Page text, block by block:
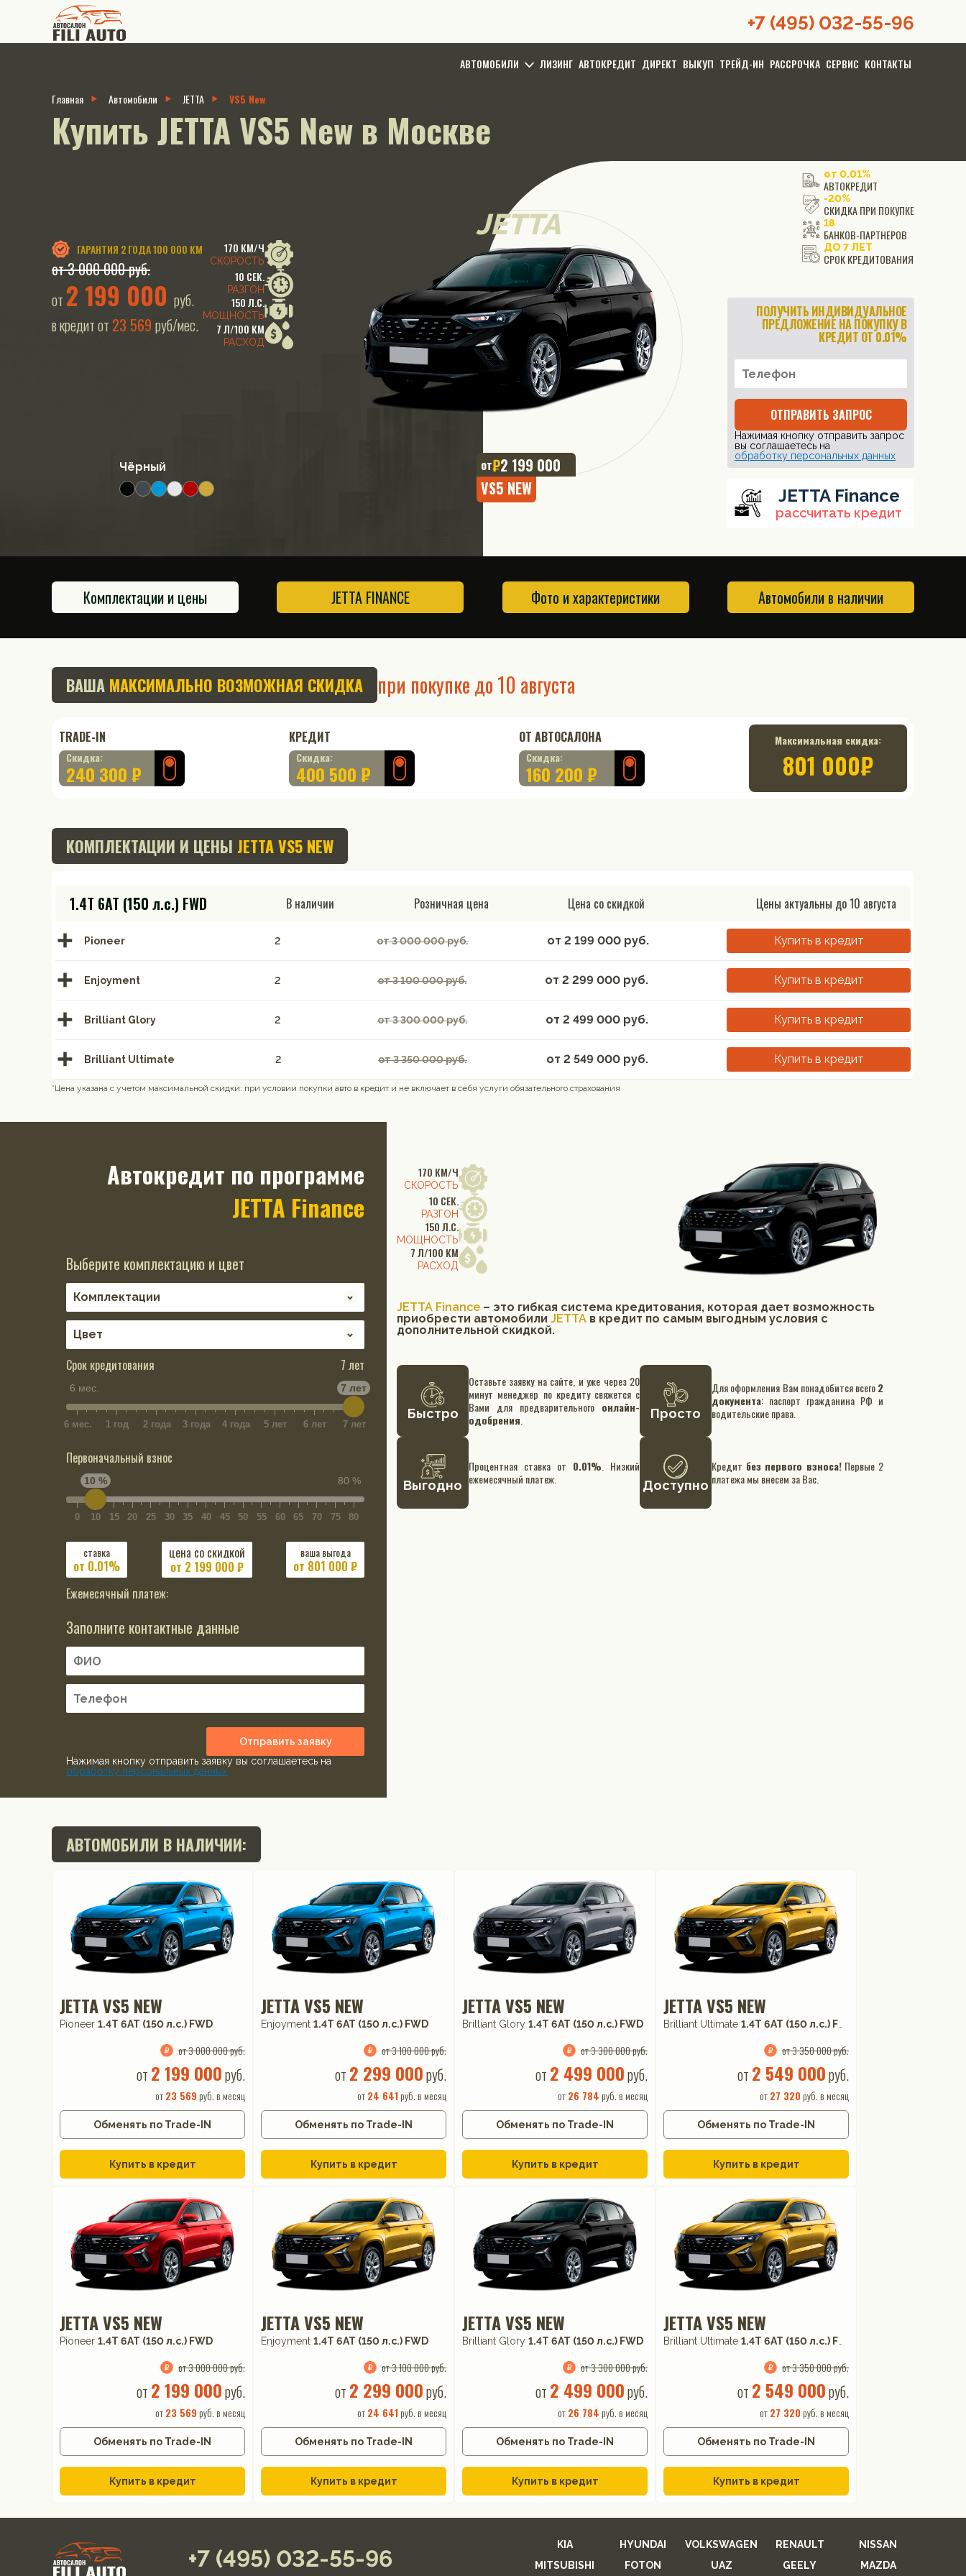
+7 (495) 032-55-96
АВТОМОБИЛИ ЛИЗИНГ АВТОКРЕДИТ ДИРЕКТ ВЫКУП ТРЕЙД-ИН РАССРОЧКА СЕРВИС КОНТАКТЫ
Главная Автомобили JETTA VS5 New
Купить JETTA VS5 New в Москве
ГАРАНТИЯ 2 ГОДА 100 000 КМ
от 3 000 000 руб.
от 2 199 000 руб.
в кредит от 23 569 руб/мес.
170 КМ/Ч
СКОРОСТЬ
10 СЕК.
РАЗГОН
150 Л.С.
МОЩНОСТЬ
7 Л/100 КМ
РАСХОД
Чёрный
JETTA
от₽2 199 000
VS5 NEW
от 0.01%
АВТОКРЕДИТ
-20%
СКИДКА ПРИ ПОКУПКЕ
18
БАНКОВ-ПАРТНЕРОВ
ДО 7 ЛЕТ
СРОК КРЕДИТОВАНИЯ
ПОЛУЧИТЬ ИНДИВИДУАЛЬНОЕ
ПРЕДЛОЖЕНИЕ НА ПОКУПКУ В
КРЕДИТ ОТ 0.01%
ОТПРАВИТЬ ЗАПРОС
Нажимая кнопку отправить запрос
вы соглашаетесь на
обработку персональных данных
JETTA Finance
рассчитать кредит
Комплектации и цены JETTA FINANCE Фото и характеристики Автомобили в наличии
ВАША МАКСИМАЛЬНО ВОЗМОЖНАЯ СКИДКА при покупке до10 августа
TRADE-IN
Скидка:
240 300 ₽
КРЕДИТ
Скидка:
400 500 ₽
ОТ АВТОСАЛОНА
Скидка:
160 200 ₽
Максимальная скидка:
801 000₽
КОМПЛЕКТАЦИИ И ЦЕНЫ JETTA VS5 NEW
1.4T 6AT (150 л.с.) FWD В наличии Розничная цена Цена со скидкой Цены актуальны до10 августа
Pioneer 2 от 3 000 000 руб. от 2 199 000 руб. Купить в кредит
Enjoyment 2 от 3 100 000 руб. от2 299 000 руб. Купить в кредит
Brilliant Glory 2 от 3 300 000 руб. от2 499 000 руб. Купить в кредит
Brilliant Ultimate 2 от 3 350 000 руб. от 2 549 000 руб. Купить в кредит
*Цена указана с учетом максимальной скидки: при условии покупки авто в кредит и не включает в себя услуги обязательного страхования
Автокредит по программе
JETTA Finance
Выберите комплектацию и цвет
Срок кредитования 7 лет
6 мес. 7 лет
6 мес. 1 год 2 года 3 года 4 года 5 лет 6 лет 7 лет
Первоначальный взнос
80 %
10 %
0 10 15 20 25 30 35 40 45 50 55 60 65 70 75 80
ставка
от 0.01%
цена со скидкой
от 2 199 000 ₽
ваша выгода
от 801 000 ₽
Ежемесячный платеж:
Заполните контактные данные
Отправить заявку
Нажимая кнопку отправить заявку вы соглашаетесь на
обработку персональных данных
170 КМ/Ч
СКОРОСТЬ
10 СЕК.
РАЗГОН
150 Л.С.
МОЩНОСТЬ
7 Л/100 КМ
РАСХОД
JETTA Finance – это гибкая система кредитования, которая дает возможность
приобрести автомобили JETTA в кредит по самым выгодным условия с
дополнительной скидкой.
Быстро
Оставьте заявку на сайте, и уже через 20
минут менеджер по кредиту свяжется с
Вами для предварительного онлайн-
одобрения
Просто
Для оформления Вам понадобится всего2
документа: паспорт гражданина РФ и
водительские права.
Выгодно
Процентная ставка от 0.01% . Низкий
ежемесячный платеж.
Доступно
Кредит без первого взноса!Первые 2
платежа мы внесем за Вас.
АВТОМОБИЛИ В НАЛИЧИИ:
JETTA VS5 NEW
Pioneer 1.4T 6AT (150 л.с.) FWD
от 3 000 000 руб.
от 2 199 000руб.
от23 569 руб. в месяц
Обменять по Trade-IN
Купить в кредит
JETTA VS5 NEW
Enjoyment 1.4T 6AT (150 л.с.) FWD
от 3 100 000 руб.
от 2 299 000руб.
от24 641 руб. в месяц
Обменять по Trade-IN
Купить в кредит
JETTA VS5 NEW
Brilliant Glory 1.4T 6AT (150 л.с.) FWD
от 3 300 000 руб.
от 2 499 000руб.
от26 784 руб. в месяц
Обменять по Trade-IN
Купить в кредит
JETTA VS5 NEW
Brilliant Ultimate 1.4T 6AT (150 л.с.) FWD
от 3 350 000 руб.
от 2 549 000руб.
от27 320 руб. в месяц
Обменять по Trade-IN
Купить в кредит
JETTA VS5 NEW
Pioneer 1.4T 6AT (150 л.с.) FWD
от 3 000 000 руб.
от 2 199 000руб.
от23 569 руб. в месяц
Обменять по Trade-IN
Купить в кредит
JETTA VS5 NEW
Enjoyment 1.4T 6AT (150 л.с.) FWD
от 3 100 000 руб.
от 2 299 000руб.
от24 641 руб. в месяц
Обменять по Trade-IN
Купить в кредит
JETTA VS5 NEW
Brilliant Glory 1.4T 6AT (150 л.с.) FWD
от 3 300 000 руб.
от 2 499 000руб.
от26 784 руб. в месяц
Обменять по Trade-IN
Купить в кредит
JETTA VS5 NEW
Brilliant Ultimate 1.4T 6AT (150 л.с.) FWD
от 3 350 000 руб.
от 2 549 000руб.
от27 320 руб. в месяц
Обменять по Trade-IN
Купить в кредит
+7 (495) 032-55-96
KIA HYUNDAI VOLKSWAGEN RENAULT
NISSAN
MITSUBISHI
FOTON UAZ GEELY MAZDA